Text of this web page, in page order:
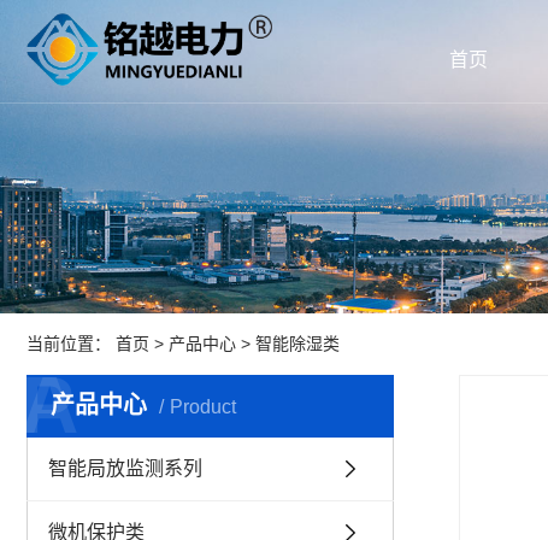
首页
当前位置： 首页 > 产品中心 > 智能除湿类
产品中心 Product
A
P
智能局放监测系列
微机保护类